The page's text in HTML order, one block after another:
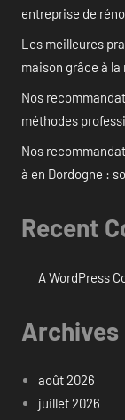
entreprise de
Les meilleures
maison grâce à
Nos
méthodes
Nos
à en Dordogne :
Recent
A WordPress
Archives
août 2026
juillet 2026